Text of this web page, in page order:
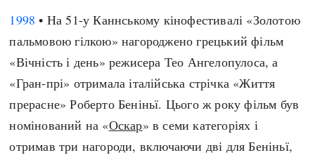
1998 • На 51-у Каннському кінофестивалі «Золотою
пальмовою гілкою» нагороджено грецький фільм
«Вічність і день» режисера Тео Ангелопулоса, а
«Гран-прі» отримала італійська стрічка «Життя
прерасне» Роберто Беніньї. Цього ж року фільм був
номінований на «Оскар» в семи категоріях і
отримав три нагороди, включаючи дві для Беніньї,